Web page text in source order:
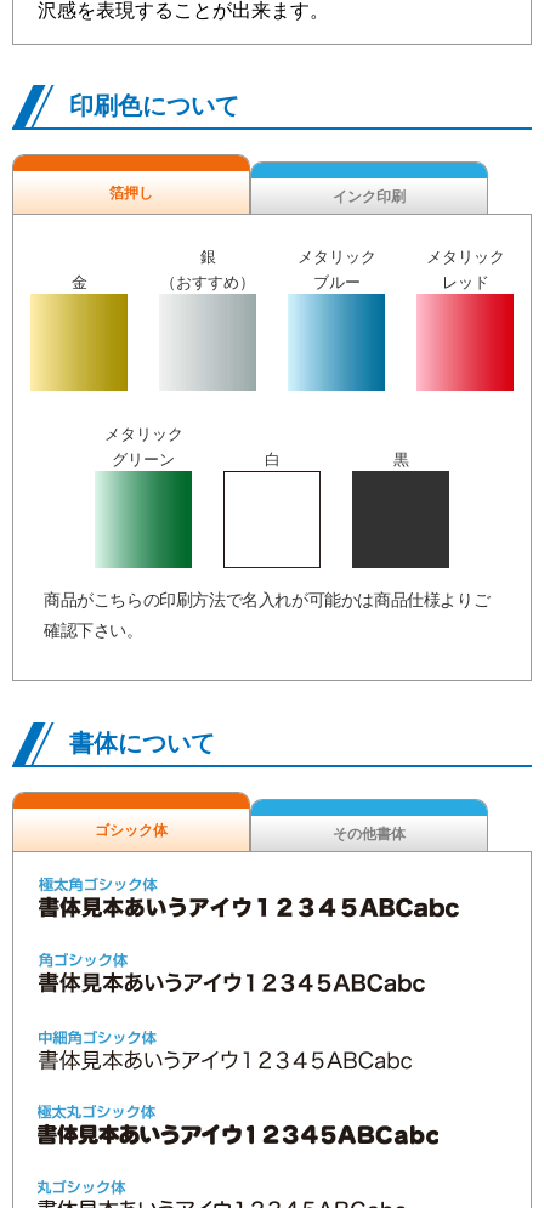
沢感を表現することが出来ます。
印刷色について
箔押し インク印刷
金
銀
（おすすめ）
メタリック
ブルー
メタリック
レッド
メタリック
グリーン
白 黒
商品がこちらの印刷方法で名入れが可能かは商品仕様よりご
確認下さい。
書体について
ゴシック体 その他書体